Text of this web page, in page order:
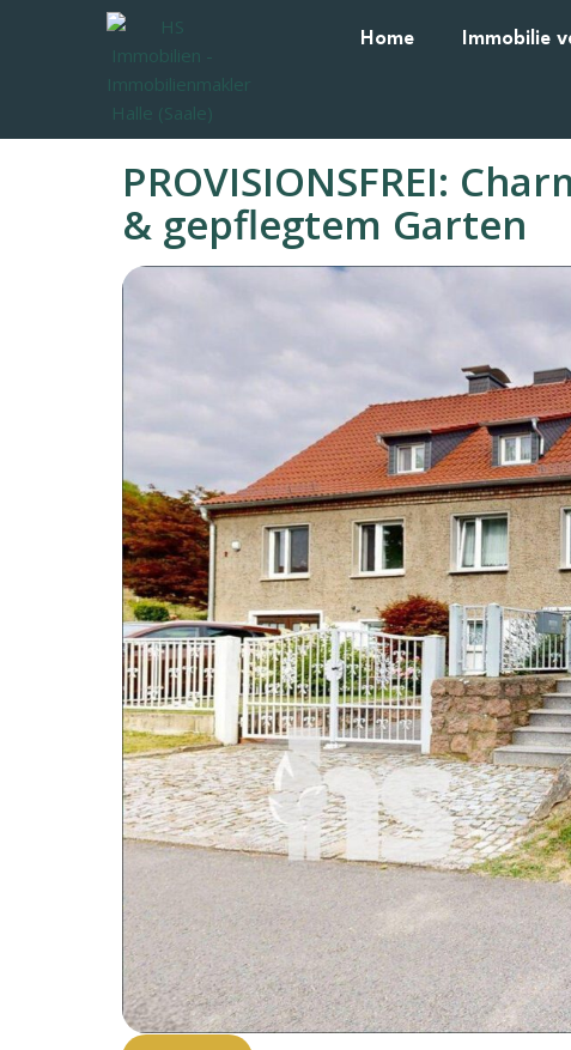
Home Immobilie
PROVISIONSFREI:
& gepflegtem Garten